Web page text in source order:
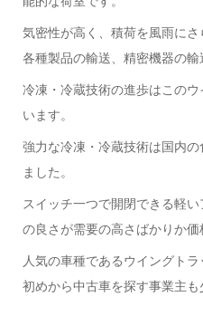
気密性が高く、積荷を風雨に
各種製品の輸送、精密機器の輸
冷凍・冷蔵技術の進歩はこの
います。
強力な冷凍・冷蔵技術は国内
ました。
スイッチ一つで開閉できる軽
の良さが需要の高さばかりか価
人気の車種であるウイングト
初めから中古車を探す事業主も